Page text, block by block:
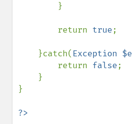
        return
true;
    }catch(
Exception $e
        return
false;
}
?>